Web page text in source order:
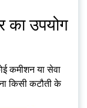
का उपयोग
कमीशन या सेवा
किसी कटौती के